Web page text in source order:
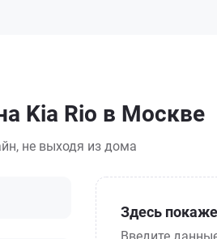
Kia Rio в Москве
не выходя из дома
Здесь
Введите